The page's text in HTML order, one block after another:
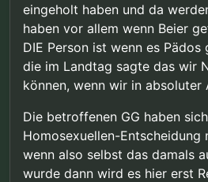
eingeholt haben und da
haben vor allem wenn Beier
DIE Person ist wenn es Pädos
die im Landtag sagte das wir
können, wenn wir in absoluter
Die betroffenen GG haben
Homosexuellen-Entscheidung
wenn also selbst das damals
wurde dann wird es hier erst